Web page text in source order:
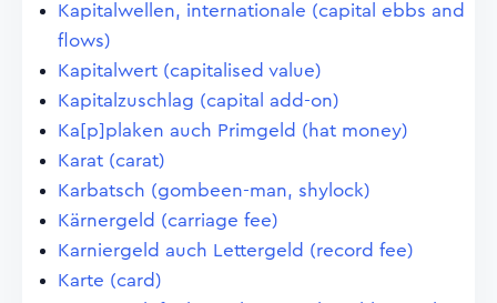
Kapitalwellen, internationale (capital ebbs and
flows)
Kapitalwert (capitalised value)
Kapitalzuschlag (capital add-on)
Ka[p]plaken auch Primgeld (hat money)
Karat (carat)
Karbatsch (gombeen-man, shylock)
Kärnergeld (carriage fee)
Karniergeld auch Lettergeld (record fee)
Karte (card)